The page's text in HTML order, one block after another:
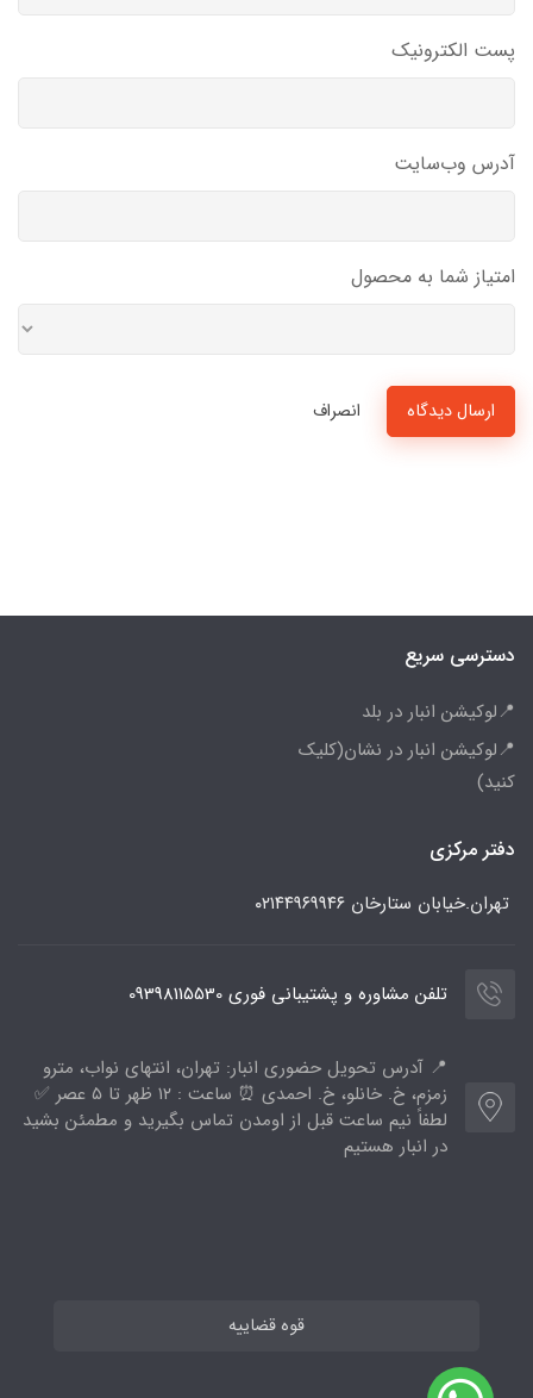
پست الکترونیک
آدرس وب‌سایت
امتیاز شما به محصول
ارسال دیدگاه انصراف
دسترسی سریع
📍لوکیشن انبار در بلد
📍لوکیشن انبار در نشان(کلیک
کنید)
دفتر مرکزی
تهران.خیابان ستارخان ۰۲۱۴۴۹۶۹۹۴۶
تلفن مشاوره و پشتیبانی فوری 09398115530
📍 آدرس تحویل حضوری انبار: تهران، انتهای نواب، مترو
زمزم، خ. خانلو، خ. احمدی ⏰ ساعت : ۱۲ ظهر تا ۵ عصر ✅
لطفاً نیم ساعت قبل از اومدن تماس بگیرید و مطمئن بشید
در انبار هستیم
قوه قضاییه